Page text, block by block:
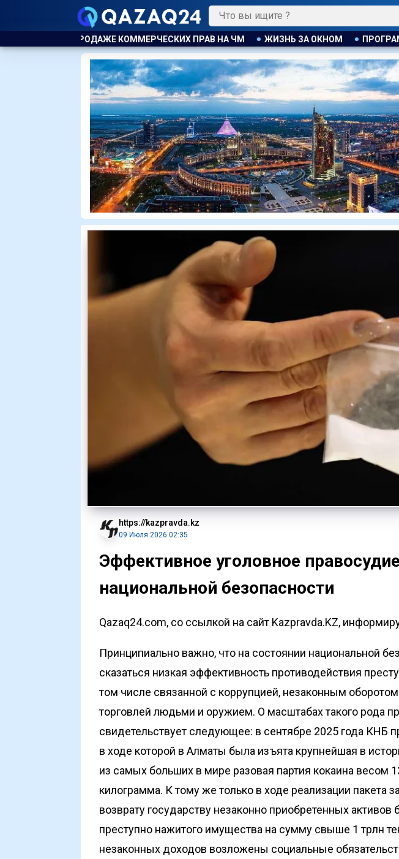
ПРАВ НА ЧМ ЖИЗНЬ ЗА ОКНОМ ПРОГРАММА МОДЕРНИЗАЦИИ В
https://kazpravda.kz
09 Июля 2026 02:35
Эффективное уголовное
национальной безопасности
Qazaq24.com, со ссылкой на сайт Kazpravda.KZ,
Принципиально важно, что на сос­тоянии национальной
сказаться низкая эффективность противодействия
том числе связанной с коррупцией, незаконным оборотом
торговлей людьми и оружием. О масштабах такого рода
свидетельствует следующее: в сентябре 2025 года КНБ
в ходе которой в Алматы была изъята крупнейшая в
из самых больших в мире разовая партия кокаина весом
килограмма. К тому же только в ходе реализации пакета
возврату государству незаконно приобретенных
преступно нажитого имущества на сумму свыше 1 трлн
незаконных доходов возложены социальные